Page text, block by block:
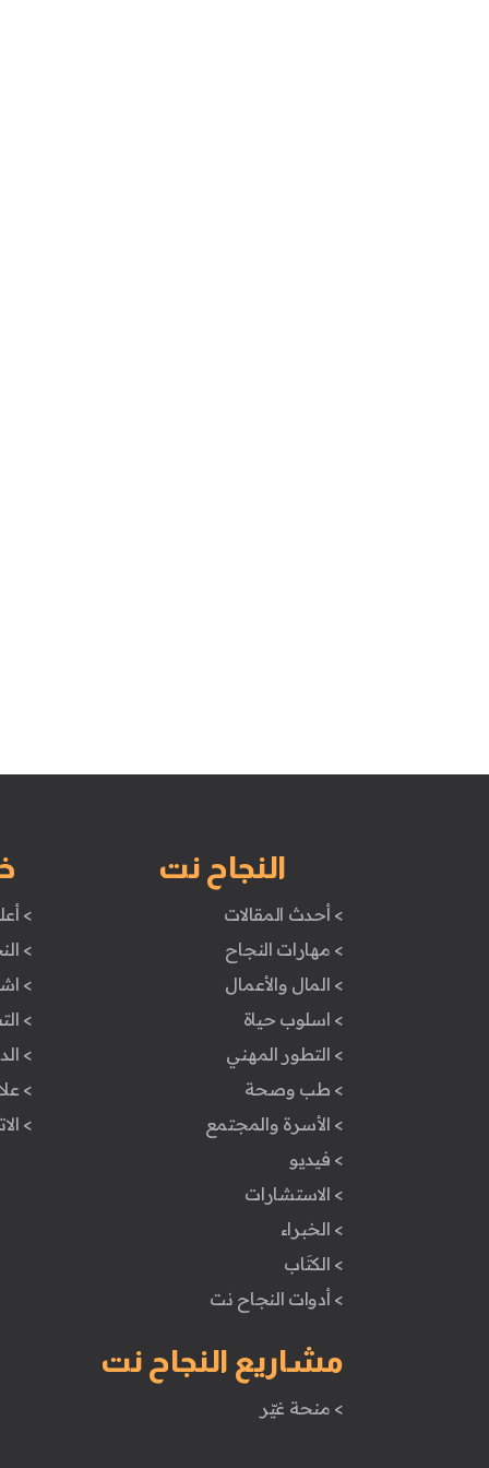
النجاح نت
> أحدث المقالات
> مهارات النجاح
> المال والأعمال
> اسلوب حياة
> التطور المهني
> طب وصحة
> الأسرة والمجتمع
> فيديو
> الاستشارات
> الخبراء
> الكتَاب
> أدوات النجاح نت
مشاريع النجاح نت
> منحة غيّر
>
>
>
>
>
>
>